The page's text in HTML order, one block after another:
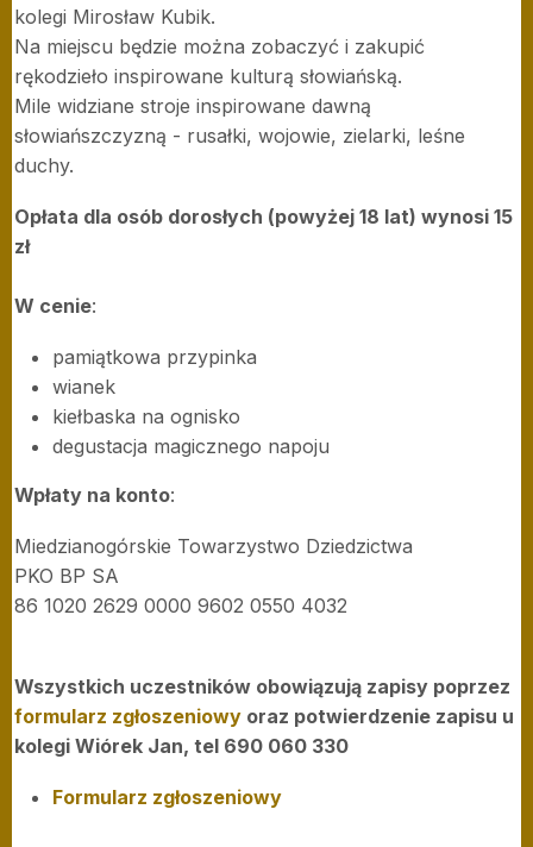
kolegi Mirosław Kubik.
Na miejscu będzie można zobaczyć i zakupić
rękodzieło inspirowane kulturą słowiańską.
Mile widziane stroje inspirowane dawną
słowiańszczyzną - rusałki, wojowie, zielarki, leśne
duchy.
Opłata dla osób dorosłych (powyżej 18 lat) wynosi 15
zł
W cenie:
pamiątkowa przypinka
wianek
kiełbaska na ognisko
degustacja magicznego napoju
Wpłaty na konto:
Miedzianogórskie Towarzystwo Dziedzictwa
PKO BP SA
86 1020 2629 0000 9602 0550 4032
Wszystkich uczestników obowiązują zapisy poprzez
formularz zgłoszeniowy oraz potwierdzenie zapisu u
kolegi Wiórek Jan, tel 690 060 330
Formularz zgłoszeniowy